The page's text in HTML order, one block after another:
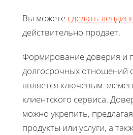
Вы можете сделать лендинг
действительно продает.
Формирование доверия и
долгосрочных отношений
является ключевым
клиентского сервиса.
можно укрепить,
продукты или услуги, а